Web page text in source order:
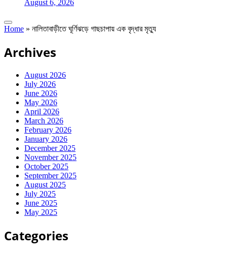
August 6, 2026
Home » নালিতাবাড়ীতে ঘূর্ণিঝড়ে গাছচাপায় এক বৃদ্ধার মৃত্যু
Archives
August 2026
July 2026
June 2026
May 2026
April 2026
March 2026
February 2026
January 2026
December 2025
November 2025
October 2025
September 2025
August 2025
July 2025
June 2025
May 2025
Categories